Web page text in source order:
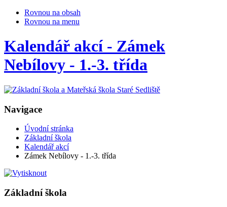
Rovnou na obsah
Rovnou na menu
Kalendář akcí - Zámek
Nebílovy - 1.-3. třída
Navigace
Úvodní stránka
Základní škola
Kalendář akcí
Zámek Nebílovy - 1.-3. třída
Základní škola